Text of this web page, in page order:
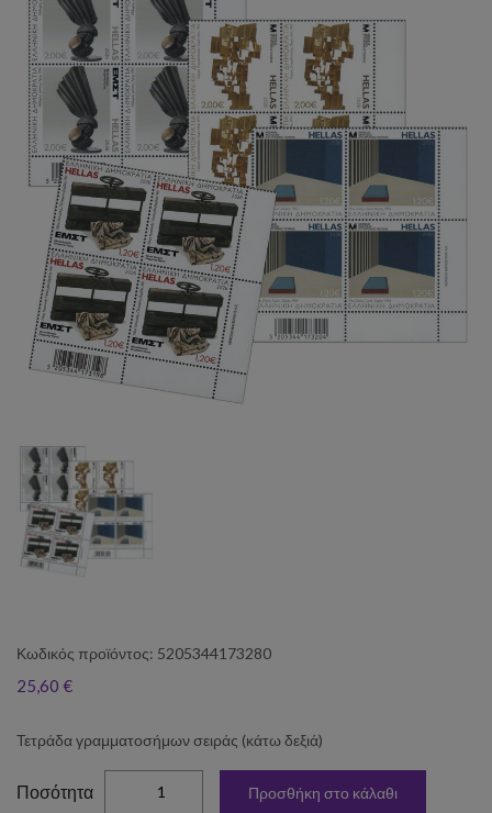
Κωδικός προϊόντος: 5205344173280
25,60 €
Τετράδα γραμματοσήμων σειράς (κάτω δεξιά)
Ποσότητα Προσθήκη στο κάλαθι